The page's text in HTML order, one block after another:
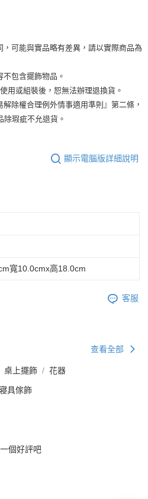
可能與實品略有差異，請以實際商品為
包含擺飾物品。
用或組裝後，恕無法辦理退換貨。
除權合理例外情事適用準則』第二條，
瑕疵不允退貨。
顯示電腦版詳細說明
寬10.0cmx高18.0cm
客服
查看全部
桌上擺飾 花器
具傢飾
個好評吧